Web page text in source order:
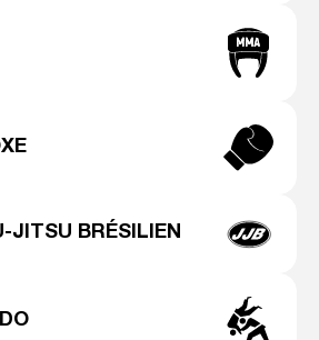
JITSU BRÉSILIEN